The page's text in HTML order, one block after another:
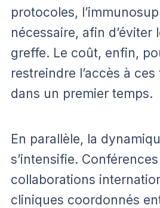
protocoles,
nécessaire, afin d’éviter
greffe. Le coût, enfin,
restreindre l’accès à
dans un premier temps.
En parallèle, la
s’intensifie.
collaborations
cliniques coordonnés